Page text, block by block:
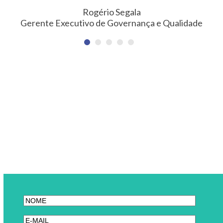
Rogério Segala
Gerente Executivo de Governança e Qualidade